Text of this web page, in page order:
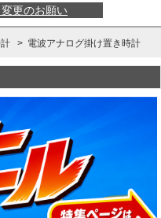
更のお願い
> 電波アナログ掛け置き時計